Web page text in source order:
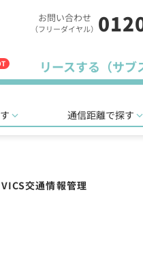
お問い合わせ
（フリーダイヤル）
リースする（サブ
通信距離で探す
交通情報管理